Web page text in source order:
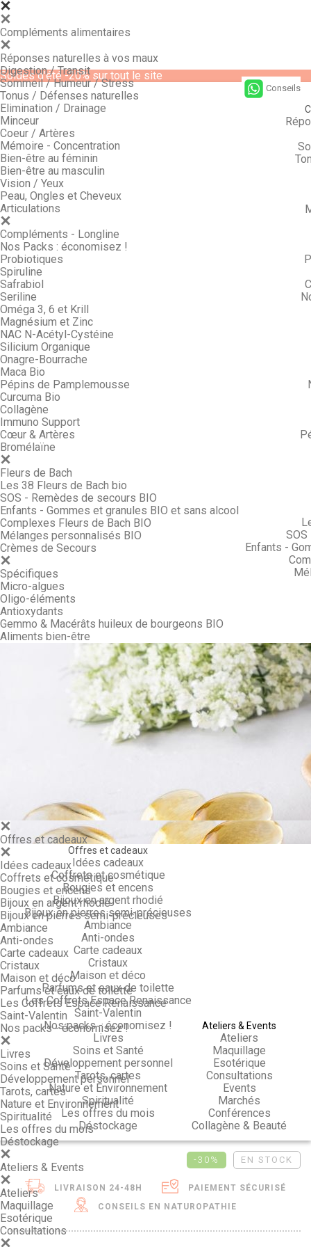
Soldes d'été -20% sur tout le site
Compléments alimentaires
Réponses naturelles à vos maux
Digestion / Transit
Sommeil / Humeur / Stress
Tonus / Défenses naturelles
Elimination / Drainage
Minceur
Coeur / Artères
Mémoire - Concentration
Bien-être au féminin
Bien-être au masculin
Vision / Yeux
Peau, Ongles et Cheveux
Articulations
Compléments - Longline
Nos Packs : économisez !
Probiotiques
Spiruline
Safrabiol
Seriline
Oméga 3, 6 et Krill
Magnésium et Zinc
NAC N-Acétyl-Cystéine
Silicium Organique
Onagre-Bourrache
Maca Bio
Pépins de Pamplemousse
Curcuma Bio
Collagène
Immuno Support
Cœur & Artères
Bromélaïne
Fleurs de Bach
Les 38 Fleurs de Bach bio
SOS - Remèdes de secours BIO
Enfants - Gommes et granules BIO et sans alcool
Complexes Fleurs de Bach BIO
Mélanges personnalisés BIO
Crèmes de Secours
Spécifiques
Micro-algues
Oligo-éléments
Antioxydants
Gemmo & Macérâts huileux de bourgeons BIO
Aliments bien-être
Offres et cadeaux
Idées cadeaux
Coffrets et cosmétique
Bougies et encens
Bijoux en argent rhodié
Bijoux en pierres semi-précieuses
Ambiance
Anti-ondes
Carte cadeaux
Cristaux
Maison et déco
Parfums et eaux de toilette
Les Coffrets Espace Renaissance
Saint-Valentin
Nos packs - économisez !
Livres
Soins et Santé
Développement personnel
Tarots, cartes
Nature et Environnement
Spiritualité
Les offres du mois
Déstockage
Ateliers & Events
Ateliers
Maquillage
Esotérique
Consultations
Enfants -
Gemmo &
Offres et cadeaux
Idées cadeaux
Coffrets et cosmétique
Bougies et encens
Bijoux en argent rhodié
Bijoux en pierres semi-précieuses
Ambiance
Anti-ondes
Carte cadeaux
Cristaux
Maison et déco
Parfums et eaux de toilette
Les Coffrets Espace Renaissance
Saint-Valentin
Nos packs - économisez !
Livres
Soins et Santé
Développement personnel
Tarots, cartes
Nature et Environnement
Spiritualité
Les offres du mois
Déstockage
Ateliers & Events
Ateliers
Maquillage
Esotérique
Consultations
Events
Marchés
Conférences
Collagène & Beauté
-30% EN STOCK
LIVRAISON 24-48H
PAIEMENT SÉCURISÉ
CONSEILS EN NATUROPATHIE
Conseils